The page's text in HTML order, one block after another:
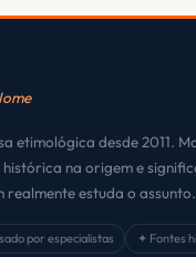
etimológica desde 2011.
na origem e
realmente estuda o assunto.
por especialistas
✦ Fontes